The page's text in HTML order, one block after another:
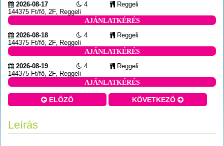
2026-08-17
4
Reggeli
144375 Ft/fő, 2F, Reggeli
AJÁNLATKÉRÉS
2026-08-18
4
Reggeli
144375 Ft/fő, 2F, Reggeli
AJÁNLATKÉRÉS
2026-08-19
4
Reggeli
144375 Ft/fő, 2F, Reggeli
AJÁNLATKÉRÉS
ELŐZŐ KÖVETKEZŐ
Leírás